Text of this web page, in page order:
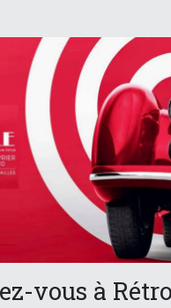
vous à